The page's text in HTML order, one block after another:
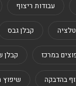
עבודות ריצוף
קבלן גבס
במרכז קבלן
בהדבקה שיפוץ